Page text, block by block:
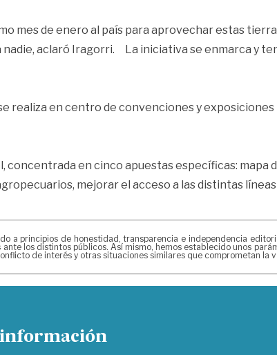
mes de enero al país para aprovechar estas
aclaró Iragorri. La iniciativa se enmarca y
realiza en centro de convenciones y exposiciones
en cinco apuestas específicas: mapa
mejorar el acceso a las distintas
a principios de honestidad, transparencia e independencia
los distintos públicos. Así mismo, hemos establecido unos
de interés y otras situaciones similares que comprometan la
información